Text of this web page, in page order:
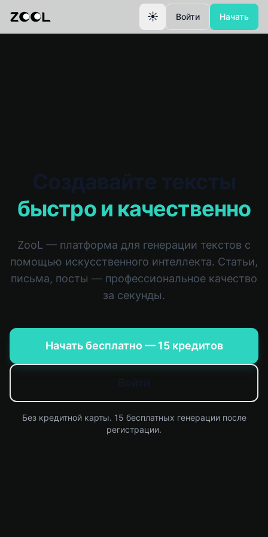
☀️ Войти Начать
Создавайте тексты
быстро и качественно
ZooL — платформа для генерации текстов с
помощью искусственного интеллекта. Статьи,
письма, посты — профессиональное качество
за секунды.
Начать бесплатно — 15 кредитов
Войти
Без кредитной карты. 15 бесплатных генерации после
регистрации.